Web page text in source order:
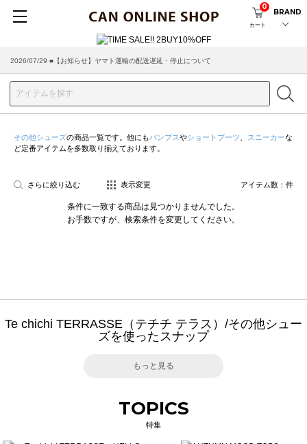
カート
0
BRAND
2026/07/29 ■【お知らせ】ヤマト運輸の配送遅延・停止について
その他シューズの商品一覧です。他にもパンプスやショートブーツ スニーカーな
ど定番アイテムを多数取り揃えております。
さらに絞り込む 表示変更 アイテム数： 件
条件に一致する商品は見つかりませんでした。
お手数ですが、検索条件を変更してください。
Te chichi TERRASSE（テチチ テラス）/その他シュー
ズを使ったスナップ
もっと見る
TOPICS
特集